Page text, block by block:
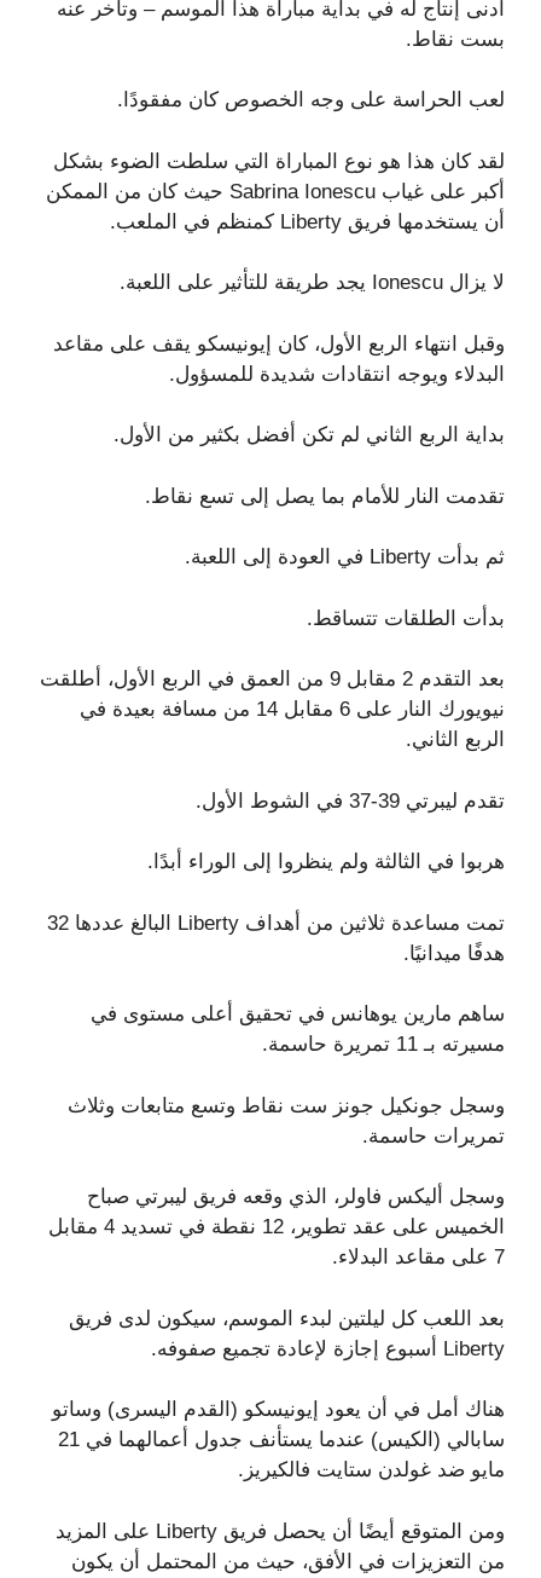
أدنى إنتاج له في بداية مباراة هذا الموسم – وتأخر عنه
بست نقاط.
لعب الحراسة على وجه الخصوص كان مفقودًا.
لقد كان هذا هو نوع المباراة التي سلطت الضوء بشكل
أكبر على غياب Sabrina Ionescu حيث كان من الممكن
أن يستخدمها فريق Liberty كمنظم في الملعب.
لا يزال Ionescu يجد طريقة للتأثير على اللعبة.
وقبل انتهاء الربع الأول، كان إيونيسكو يقف على مقاعد
البدلاء ويوجه انتقادات شديدة للمسؤول.
بداية الربع الثاني لم تكن أفضل بكثير من الأول.
تقدمت النار للأمام بما يصل إلى تسع نقاط.
ثم بدأت Liberty في العودة إلى اللعبة.
بدأت الطلقات تتساقط.
بعد التقدم 2 مقابل 9 من العمق في الربع الأول، أطلقت
نيويورك النار على 6 مقابل 14 من مسافة بعيدة في
الربع الثاني.
تقدم ليبرتي 39-37 في الشوط الأول.
هربوا في الثالثة ولم ينظروا إلى الوراء أبدًا.
تمت مساعدة ثلاثين من أهداف Liberty البالغ عددها 32
هدفًا ميدانيًا.
ساهم مارين يوهانس في تحقيق أعلى مستوى في
مسيرته بـ 11 تمريرة حاسمة.
وسجل جونكيل جونز ست نقاط وتسع متابعات وثلاث
تمريرات حاسمة.
وسجل أليكس فاولر، الذي وقعه فريق ليبرتي صباح
الخميس على عقد تطوير، 12 نقطة في تسديد 4 مقابل
7 على مقاعد البدلاء.
بعد اللعب كل ليلتين لبدء الموسم، سيكون لدى فريق
Liberty أسبوع إجازة لإعادة تجميع صفوفه.
هناك أمل في أن يعود إيونيسكو (القدم اليسرى) وساتو
سابالي (الكيس) عندما يستأنف جدول أعمالهما في 21
مايو ضد غولدن ستايت فالكيريز.
ومن المتوقع أيضًا أن يحصل فريق Liberty على المزيد
من التعزيزات في الأفق، حيث من المحتمل أن يكون